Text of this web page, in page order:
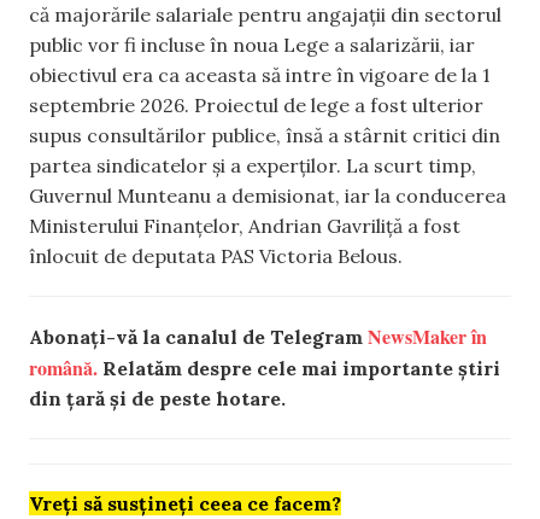
că majorările salariale pentru angajații din sectorul
public vor fi incluse în noua Lege a salarizării, iar
obiectivul era ca aceasta să intre în vigoare de la 1
septembrie 2026. Proiectul de lege a fost ulterior
supus consultărilor publice, însă a stârnit critici din
partea sindicatelor și a experților. La scurt timp,
Guvernul Munteanu a demisionat, iar la conducerea
Ministerului Finanțelor, Andrian Gavriliță a fost
înlocuit de deputata PAS Victoria Belous.
Abonați-vă la canalul de Telegram NewsMaker în
română. Relatăm despre cele mai importante știri
din țară și de peste hotare.
Vreți să susțineți ceea ce facem?